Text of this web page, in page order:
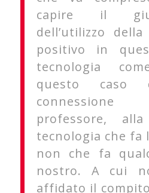
capire il
dell’utilizzo
positivo in
tecnologia
questo caso
professore,
tecnologia che fa
non che fa
nostro. A cui
affidato il